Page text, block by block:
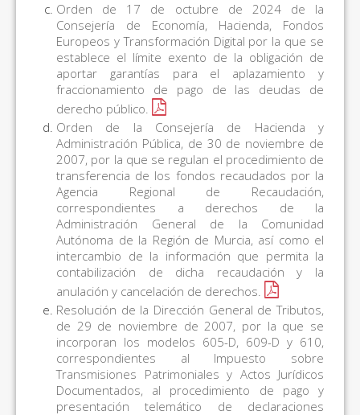
Orden de 17 de octubre de 2024 de la
Consejería de Economía, Hacienda, Fondos
Europeos y Transformación Digital por la que se
establece el límite exento de la obligación de
aportar garantías para el aplazamiento y
fraccionamiento de pago de las deudas de
derecho público.
Orden de la Consejería de Hacienda y
Administración Pública, de 30 de noviembre de
2007, por la que se regulan el procedimiento de
transferencia de los fondos recaudados por la
Agencia Regional de Recaudación,
correspondientes a derechos de la
Administración General de la Comunidad
Autónoma de la Región de Murcia, así como el
intercambio de la información que permita la
contabilización de dicha recaudación y la
anulación y cancelación de derechos.
Resolución de la Dirección General de Tributos,
de 29 de noviembre de 2007, por la que se
incorporan los modelos 605-D, 609-D y 610,
correspondientes al Impuesto sobre
Transmisiones Patrimoniales y Actos Jurídicos
Documentados, al procedimiento de pago y
presentación telemático de declaraciones